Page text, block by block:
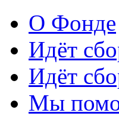
О Фонде
Идёт
Идёт
Мы